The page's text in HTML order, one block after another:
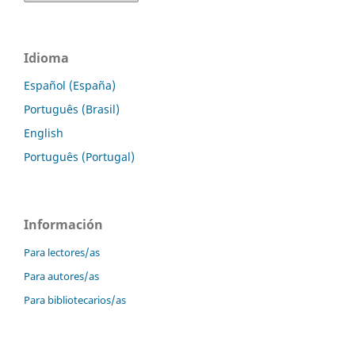
Idioma
Español (España)
Português (Brasil)
English
Português (Portugal)
Información
Para lectores/as
Para autores/as
Para bibliotecarios/as